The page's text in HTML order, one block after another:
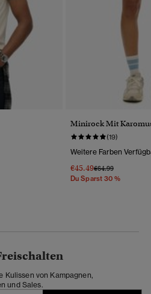
Minirock Mit
(19)
Weitere Farben
€45.49Preis Wurde
€64.99Bis
Du Sparst 30 %
Kulissen von Kampagnen,
und Sales.